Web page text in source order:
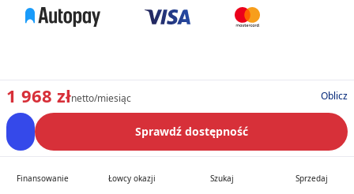
1 968 złnetto/miesiąc Oblicz
Sprawdź dostępność
Finansowanie Łowcy okazji Szukaj Sprzedaj